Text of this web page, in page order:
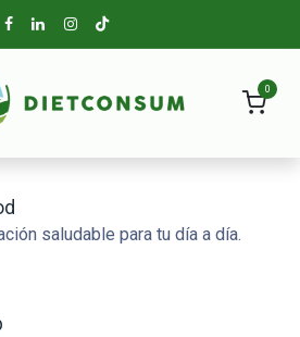
0
saludable para tu día a día.